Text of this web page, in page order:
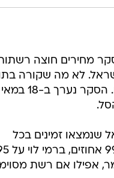
מחירים חוצה
לא מה שקורה
הסל של קרפור, אלא מה שקורה לאותם פריטים בדיוק אצל המתחרים. הסקר נערך ב-18 במאי
מהסל של ישראל שנמצאו זמינים בכל
הרשתות. הזמינות עצמה היא נתון משמעותי: בקרפור
נופלת אל מתחת ל-70 אחוזים. כלומר, אפילו אם רשת